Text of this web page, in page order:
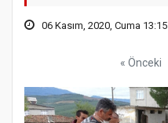
06 Kasım, 2020, Cuma 13:15
« Önceki